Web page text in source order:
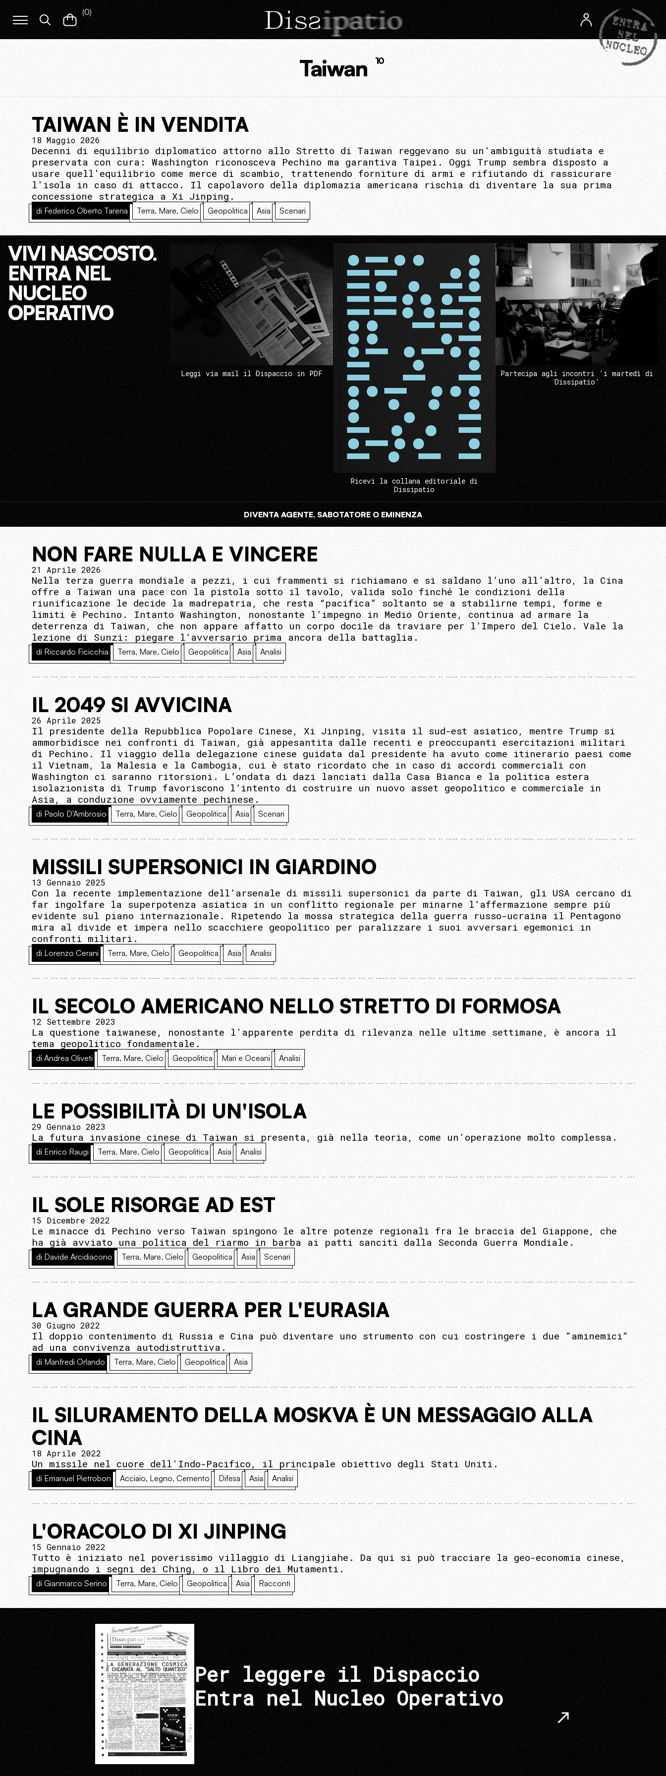
(0)
Taiwan 10
TAIWAN È IN VENDITA
18 Maggio 2026
Decenni di equilibrio diplomatico attorno allo Stretto di Taiwan reggevano su un'ambiguità studiata e
preservata con cura: Washington riconosceva Pechino ma garantiva Taipei. Oggi Trump sembra disposto a
usare quell'equilibrio come merce di scambio, trattenendo forniture di armi e rifiutando di rassicurare
l'isola in caso di attacco. Il capolavoro della diplomazia americana rischia di diventare la sua prima
concessione strategica a Xi Jinping.
di Federico Oberto Tarena Terra, Mare, Cielo Geopolitica Asia Scenari
VIVI NASCOSTO.
ENTRA NEL
NUCLEO
OPERATIVO
Leggi via mail il Dispaccio in PDF
Ricevi la collana editoriale di
Dissipatio
Partecipa agli incontri 'i martedì di
Dissipatio'
DIVENTA AGENTE, SABOTATORE O EMINENZA
NON FARE NULLA E VINCERE
21 Aprile 2026
Nella terza guerra mondiale a pezzi, i cui frammenti si richiamano e si saldano l’uno all’altro, la Cina
offre a Taiwan una pace con la pistola sotto il tavolo, valida solo finché le condizioni della
riunificazione le decide la madrepatria, che resta “pacifica” soltanto se a stabilirne tempi, forme e
limiti è Pechino. Intanto Washington, nonostante l’impegno in Medio Oriente, continua ad armare la
deterrenza di Taiwan, che non appare affatto un corpo docile da traviare per l’Impero del Cielo. Vale la
lezione di Sunzi: piegare l’avversario prima ancora della battaglia.
di Riccardo Ficicchia Terra, Mare, Cielo Geopolitica Asia Analisi
IL 2049 SI AVVICINA
26 Aprile 2025
Il presidente della Repubblica Popolare Cinese, Xi Jinping, visita il sud-est asiatico, mentre Trump si
ammorbidisce nei confronti di Taiwan, già appesantita dalle recenti e preoccupanti esercitazioni militari
di Pechino. Il viaggio della delegazione cinese guidata dal presidente ha avuto come itinerario paesi come
il Vietnam, la Malesia e la Cambogia, cui è stato ricordato che in caso di accordi commerciali con
Washington ci saranno ritorsioni. L’ondata di dazi lanciati dalla Casa Bianca e la politica estera
isolazionista di Trump favoriscono l’intento di costruire un nuovo asset geopolitico e commerciale in
Asia, a conduzione ovviamente pechinese.
di Paolo D'Ambrosio Terra, Mare, Cielo Geopolitica Asia Scenari
MISSILI SUPERSONICI IN GIARDINO
13 Gennaio 2025
Con la recente implementazione dell’arsenale di missili supersonici da parte di Taiwan, gli USA cercano di
far ingolfare la superpotenza asiatica in un conflitto regionale per minarne l’affermazione sempre più
evidente sul piano internazionale. Ripetendo la mossa strategica della guerra russo-ucraina il Pentagono
mira al divide et impera nello scacchiere geopolitico per paralizzare i suoi avversari egemonici in
confronti militari.
di Lorenzo Cerani Terra, Mare, Cielo Geopolitica Asia Analisi
IL SECOLO AMERICANO NELLO STRETTO DI FORMOSA
12 Settembre 2023
La questione taiwanese, nonostante l'apparente perdita di rilevanza nelle ultime settimane, è ancora il
tema geopolitico fondamentale.
di Andrea Oliveti Terra, Mare, Cielo Geopolitica Mari e Oceani Analisi
LE POSSIBILITÀ DI UN'ISOLA
29 Gennaio 2023
La futura invasione cinese di Taiwan si presenta, già nella teoria, come un'operazione molto complessa.
di Enrico Raugi Terra, Mare, Cielo Geopolitica Asia Analisi
IL SOLE RISORGE AD EST
15 Dicembre 2022
Le minacce di Pechino verso Taiwan spingono le altre potenze regionali fra le braccia del Giappone, che
ha già avviato una politica del riarmo in barba ai patti sanciti dalla Seconda Guerra Mondiale.
di Davide Arcidiacono Terra, Mare, Cielo Geopolitica Asia Scenari
LA GRANDE GUERRA PER L'EURASIA
30 Giugno 2022
Il doppio contenimento di Russia e Cina può diventare uno strumento con cui costringere i due "aminemici"
ad una convivenza autodistruttiva.
di Manfredi Orlando Terra, Mare, Cielo Geopolitica Asia
IL SILURAMENTO DELLA MOSKVA È UN MESSAGGIO ALLA
CINA
18 Aprile 2022
Un missile nel cuore dell'Indo-Pacifico, il principale obiettivo degli Stati Uniti.
di Emanuel Pietrobon Acciaio, Legno, Cemento Difesa Asia Analisi
L'ORACOLO DI XI JINPING
15 Gennaio 2022
Tutto è iniziato nel poverissimo villaggio di Liangjiahe. Da qui si può tracciare la geo-economia cinese,
impugnando i segni dei Ching, o il Libro dei Mutamenti.
di Gianmarco Serino Terra, Mare, Cielo Geopolitica Asia Racconti
Per leggere il Dispaccio
Entra nel Nucleo Operativo